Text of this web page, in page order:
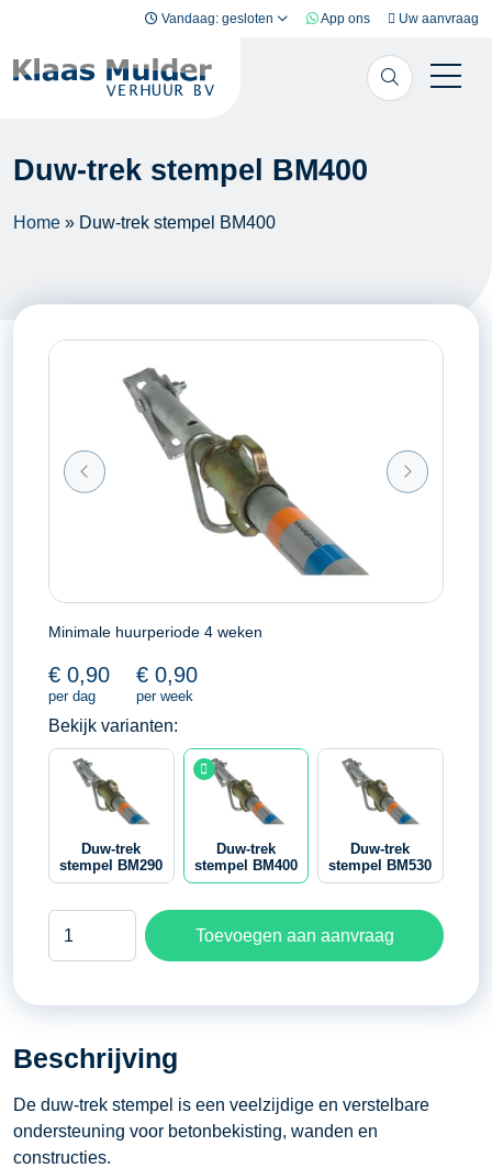
Vandaag: gesloten App ons Uw aanvraag
Duw-trek stempel BM400
Home » Duw-trek stempel BM400
Minimale huurperiode 4 weken
€ 0,90
per dag
€ 0,90
per week
Bekijk varianten:
Duw-trek
stempel BM290
Duw-trek
stempel BM400
Duw-trek
stempel BM530
BM400
Toevoegen aan aanvraag
Beschrijving
De duw-trek stempel is een veelzijdige en verstelbare
ondersteuning voor betonbekisting, wanden en
constructies.